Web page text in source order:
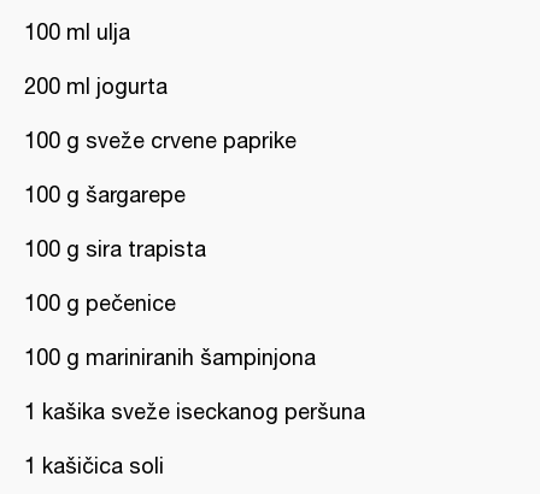
100 ml ulja
200 ml jogurta
100 g sveže crvene paprike
100 g šargarepe
100 g sira trapista
100 g pečenice
100 g mariniranih šampinjona
1 kašika sveže iseckanog peršuna
1 kašičica soli